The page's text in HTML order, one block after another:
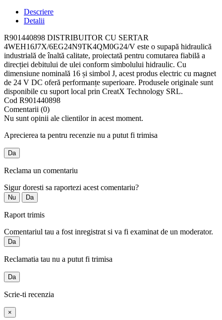
Descriere
Detalii
R901440898 DISTRIBUITOR CU SERTAR
4WEH16J7X/6EG24N9TK4QM0G24/V este o supapă hidraulică
industrială de înaltă calitate, proiectată pentru comutarea fiabilă a
direcției debitului de ulei conform simbolului hidraulic. Cu
dimensiune nominală 16 și simbol J, acest produs electric cu magnet
de 24 V DC oferă performanțe superioare. Produsele originale sunt
disponibile cu suport local prin CreatX Technology SRL.
Cod R901440898
Comentarii (0)
Nu sunt opinii ale clientilor in acest moment.
Aprecierea ta pentru recenzie nu a putut fi trimisa
Da
Reclama un comentariu
Sigur doresti sa raportezi acest comentariu?
Nu Da
Raport trimis
Comentariul tau a fost inregistrat si va fi examinat de un moderator.
Da
Reclamatia tau nu a putut fi trimisa
Da
Scrie-ti recenzia
×